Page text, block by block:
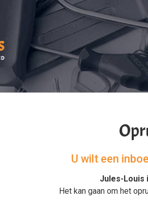
U wilt een
Jules-Louis
Het kan gaan om het